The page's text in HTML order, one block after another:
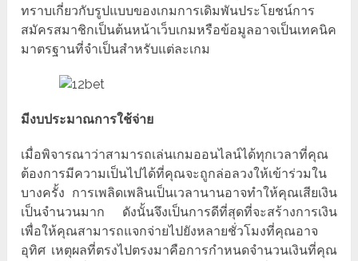
ทราบเกี่ยวกับรูปแบบของเกมการเดิมพันประโยชน์การ
สมัครสมาชิกเป็นต้นหน้าเว็บเกมหรือข้อมูลอาจเป็นเทคนิค
มาตรฐานที่จำเป็นสำหรับแต่ละเกม
มีงบประมาณการใช้จ่าย
เมื่อพิจารณาว่าสามารถเล่นเกมออนไลน์ได้ทุกเวลาที่คุณ
ต้องการมีความเป็นไปได้ที่คุณจะถูกล่อลวงให้เข้าร่วมใน
บางครั้ง การเพลิดเพลินเป็นเวลานานอาจทำให้คุณเสียเงิน
เป็นจำนวนมาก ดังนั้นจึงเป็นการดีที่สุดที่จะสร้างการเงิน
เพื่อให้คุณสามารถแจกจ่ายไปยังหลายชั่วโมงที่คุณอาจ
อุทิศ เหตุผลที่ตรงไปตรงมาคือการกำหนดจำนวนเงินที่คุณ